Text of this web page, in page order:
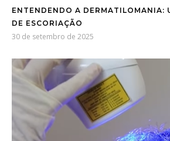
ENTENDENDO A DERMATILOMANIA:
DE ESCORIAÇÃO
30 de setembro de 2025